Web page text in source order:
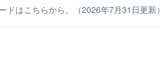
ドはこちらから。（2026年7月31日更新）